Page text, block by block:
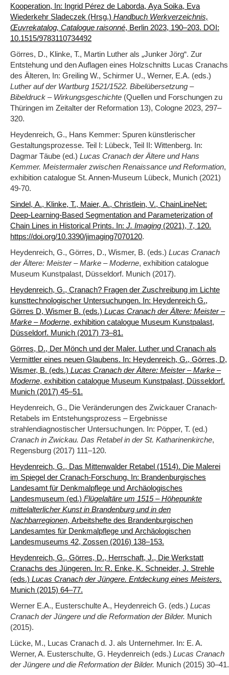
Kooperation, In: Ingrid Pérez de Laborda, Aya Soika, Eva
Wiederkehr Sladeczek (Hrsg.) Handbuch Werkverzeichnis,
Œuvrekatalog, Catalogue raisonné , Berlin 2023, 190–203. DOI:
10.1515/9783110734492
Görres, D., Klinke, T., Martin Luther als „Junker Jörg“. Zur
Entstehung und den Auflagen eines Holzschnitts Lucas Cranachs
des Älteren, In: Greiling W., Schirmer U., Werner, E.A. (eds.)
Luther auf der Wartburg 1521/1522. Bibelübersetzung –
Bibeldruck – Wirkungsgeschichte (Quellen und Forschungen zu
Thüringen im Zeitalter der Reformation 13), Cologne 2023, 297–
320.
Heydenreich, G., Hans Kemmer: Spuren künstlerischer
Gestaltungsprozesse. Teil I: Lübeck, Teil II: Wittenberg. In:
Dagmar Täube (ed.) Lucas Cranach der Ältere und Hans
Kemmer. Meistermaler zwischen Renaissance und Reformation,
exhibition catalogue St. Annen-Museum Lübeck, Munich (2021)
49-70.
Sindel, A., Klinke, T., Maier, A., Christlein, V., ChainLineNet:
Deep-Learning-Based Segmentation and Parameterization of
Chain Lines in Historical Prints.
In: J. Imaging (2021), 7, 120.
https://doi.org/10.3390/jimaging7070120.
Heydenreich, G., Görres, D., Wismer, B. (eds.) Lucas Cranach
der Ältere: Meister – Marke – Moderne, exhibition catalogue
Museum Kunstpalast, Düsseldorf. Munich (2017).
Heydenreich, G., Cranach? Fragen der Zuschreibung im Lichte
kunsttechnologischer Untersuchungen. In: Heydenreich G.,
Görres D, Wismer B. (eds.) Lucas Cranach der Ältere: Meister –
Marke – Moderne , exhibition catalogue Museum Kunstpalast,
Düsseldorf. Munich (2017) 73‒81.
Görres, D., Der Mönch und der Maler. Luther und Cranach als
Vermittler eines neuen Glaubens. In: Heydenreich, G., Görres, D,
Wismer, B. (eds.) Lucas Cranach der Ältere: Meister – Marke –
Moderne , exhibition catalogue Museum Kunstpalast, Düsseldorf.
Munich (2017) 45–51.
Heydenreich, G., Die Veränderungen des Zwickauer Cranach-
Retabels im Entstehungsprozess – Ergebnisse
strahlendiagnostischer Untersuchungen. In: Pöpper, T. (ed.)
Cranach in Zwickau. Das Retabel in der St. Katharinenkirche,
Regensburg (2017) 111–120.
Heydenreich, G., Das Mittenwalder Retabel (1514). Die Malerei
im Spiegel der Cranach-Forschung. In: Brandenburgisches
Landesamt für Denkmalpflege und Archäologisches
Landesmuseum (ed.) Flügelaltäre um 1515 – Höhepunkte
mittelalterlicher Kunst in Brandenburg und in den
Nachbarregionen , Arbeitshefte des Brandenburgischen
Landesamtes für Denkmalpflege und Archäologischen
Landesmuseums 42, Zossen (2016) 138‒153.
Heydenreich, G., Görres, D., Herrschaft, J., Die Werkstatt
Cranachs des Jüngeren. In: R. Enke, K. Schneider, J. Strehle
(eds.) Lucas Cranach der Jüngere. Entdeckung eines Meisters.
Munich (2015) 64‒77.
Werner E.A., Eusterschulte A., Heydenreich G. (eds.) Lucas
Cranach der Jüngere und die Reformation der Bilder. Munich
(2015).
Lücke, M., Lucas Cranach d. J. als Unternehmer. In: E. A.
Werner, A. Eusterschulte, G. Heydenreich (eds.) Lucas Cranach
der Jüngere und die Reformation der Bilder. Munich (2015) 30‒41.